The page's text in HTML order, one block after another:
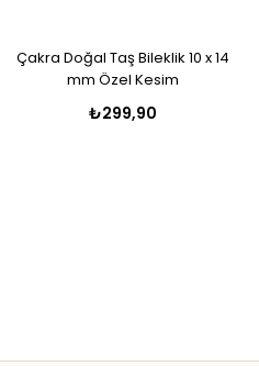
Çakra Doğal Taş Bileklik 10 x 14
mm Özel Kesim
₺299,90